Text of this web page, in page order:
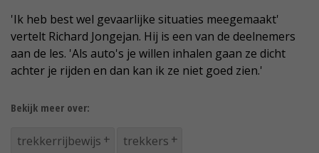
'Ik heb best wel gevaarlijke situaties meegemaakt'
vertelt Richard Jongejan. Hij is een van de deelnemers
aan de les. 'Als auto's je willen inhalen gaan ze dicht
achter je rijden en dan kan ik ze niet goed zien.'
Bekijk meer over:
trekkerrijbewijs trekkers